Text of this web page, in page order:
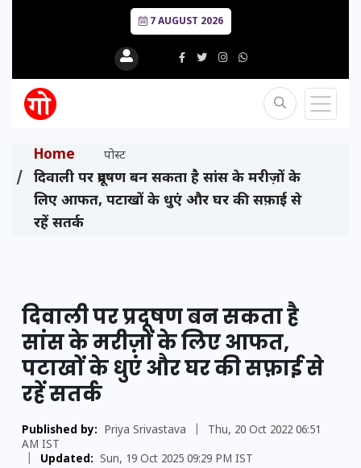
7 AUGUST 2026
Home पोस्ट
दिवाली पर प्रदूषण बन सकता है सांस के मरीज़ों के
लिए आफत, पटाखों के धुएं और घर की सफ़ाई से
रहें सतर्क
दिवाली पर प्रदूषण बन सकता है
सांस के मरीज़ों के लिए आफत,
पटाखों के धुएं और घर की सफ़ाई से
रहें सतर्क
Published by: Priya Srivastava
Thu, 20 Oct 2022 06:51
AM IST
Updated: Sun, 19 Oct 2025 09:29 PM IST